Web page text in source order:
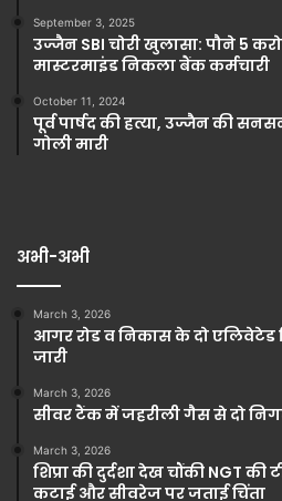
September 3, 2025
उज्जैन SBI चोरी खुलासा: पौने 5
मास्टरमाइंड निकला बैंक कर्मचारी
October 11, 2024
पूर्व पार्षद की हत्या, उज्जैन की
गोली मारी
अभी-अभी
March 3, 2026
आगर रोड व निकास के दो एलिवेटेड
जारी
March 3, 2026
सीवर टैंक में जहरीली गैस से दो
March 3, 2026
शिप्रा की दुर्दशा देख चौंकी NGT
कटाई और सीवरेज पर जताई चिंता